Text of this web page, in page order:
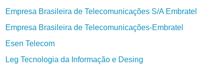
Empresa Brasileira de Telecomunicações S/A Embratel
Empresa Brasileira de Telecomunicações-Embratel
Esen Telecom
Leg Tecnologia da Informação e Desing